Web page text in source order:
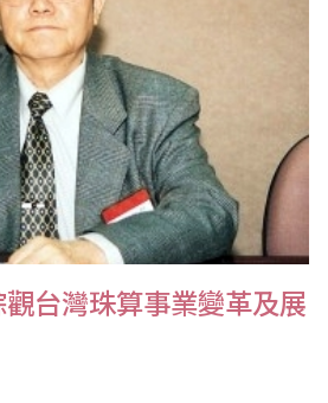
台灣珠算事業變革及展